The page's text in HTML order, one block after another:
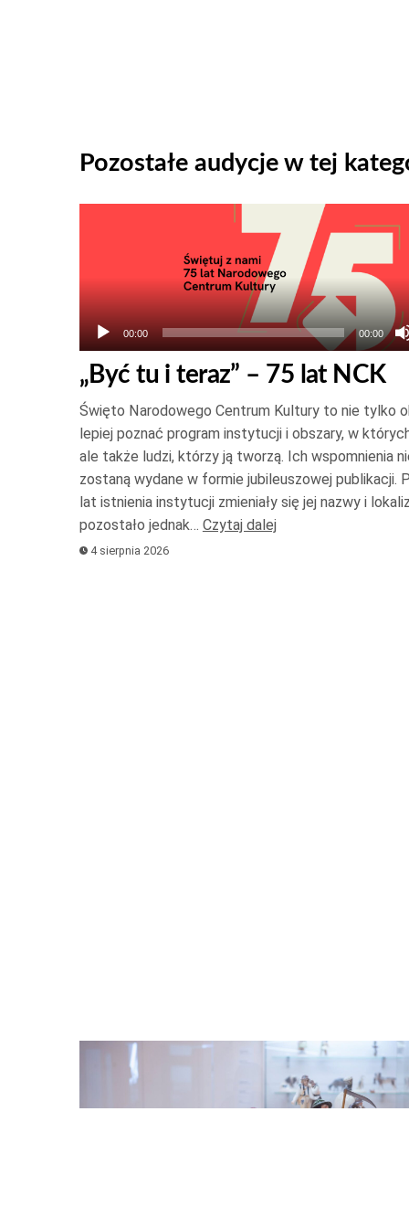
Pozostałe audycje w tej
00:00 00:00
„Być tu i teraz” – 75 lat NCK
Święto Narodowego Centrum Kultury to nie tylko
lepiej poznać program instytucji i obszary, w
ale także ludzi, którzy ją tworzą. Ich wspomnienia
zostaną wydane w formie jubileuszowej publikacji.
lat istnienia instytucji zmieniały się jej nazwy i
pozostało jednak… Czytaj dalej
4 sierpnia 2026
Odtwarzacz